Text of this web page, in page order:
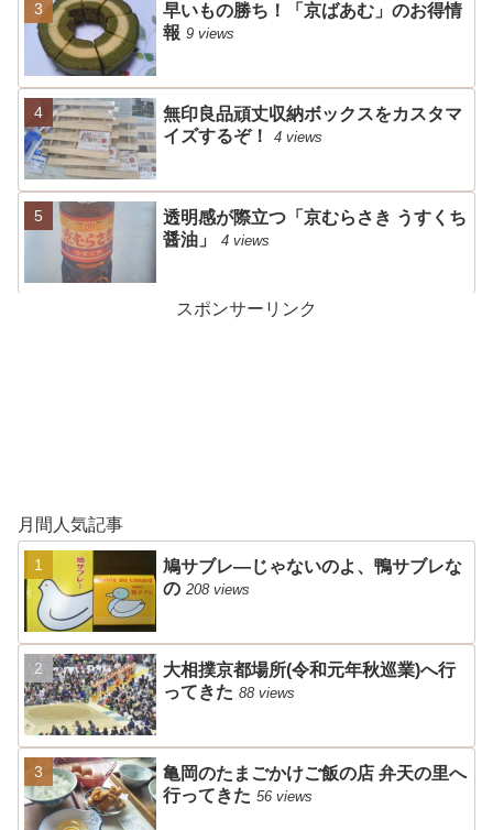
早いもの勝ち！「京ばあむ」のお得情
報 9 views
無印良品頑丈収納ボックスをカスタマ
イズするぞ！
4 views
透明感が際立つ「京むらさき うすくち
醤油」
4 views
スポンサーリンク
月間人気記事
鳩サブレ―じゃないのよ、鴨サブレな
の 208 views
大相撲京都場所(令和元年秋巡業)へ行
ってきた 88 views
亀岡のたまごかけご飯の店 弁天の里へ
行ってきた 56 views